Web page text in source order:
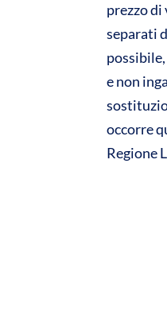
prezzo di
separati
e non
occorre
Regione